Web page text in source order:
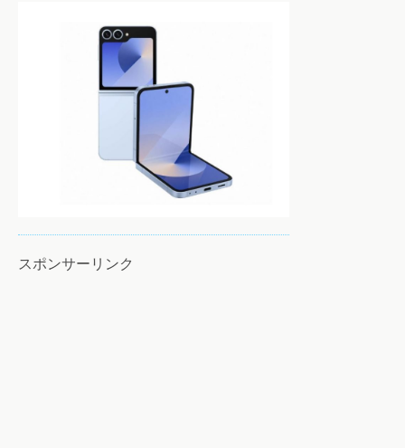
スポンサーリンク